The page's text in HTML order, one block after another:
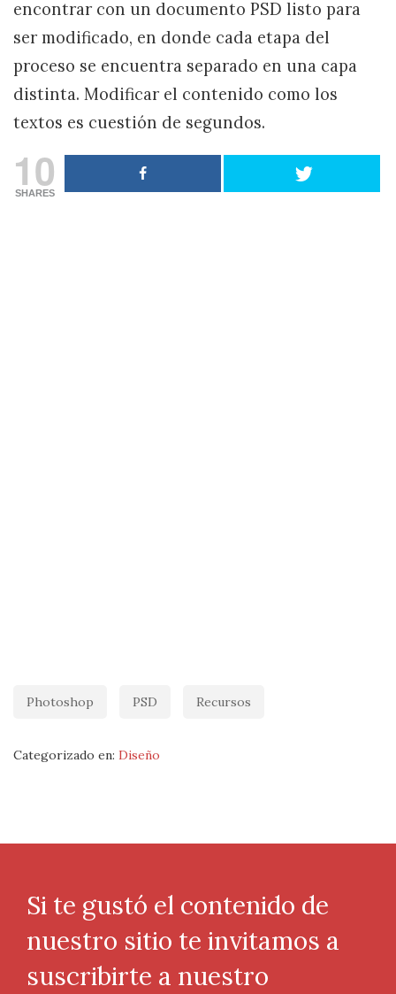
encontrar con un documento PSD listo para
ser modificado, en donde cada etapa del
proceso se encuentra separado en una capa
distinta. Modificar el contenido como los
textos es cuestión de segundos.
10
SHARES
Photoshop PSD Recursos
Categorizado en: Diseño
Si te gustó el contenido de
nuestro sitio te invitamos a
suscribirte a nuestro